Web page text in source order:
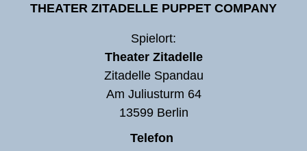
THEATER ZITADELLE PUPPET COMPANY
Spielort:
Theater Zitadelle
Zitadelle Spandau
Am Juliusturm 64
13599 Berlin
Telefon